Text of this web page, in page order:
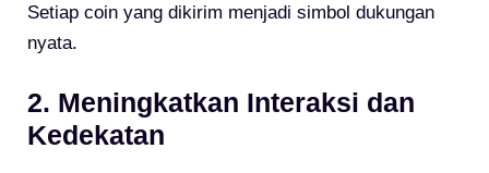
Setiap coin yang dikirim menjadi simbol dukungan
nyata.
2. Meningkatkan Interaksi dan
Kedekatan